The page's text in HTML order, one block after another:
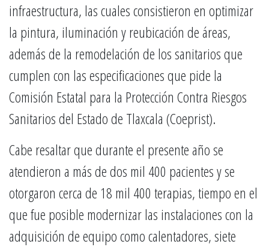
infraestructura, las cuales consistieron en optimizar
la pintura, iluminación y reubicación de áreas,
además de la remodelación de los sanitarios que
cumplen con las especificaciones que pide la
Comisión Estatal para la Protección Contra Riesgos
Sanitarios del Estado de Tlaxcala (Coeprist).
Cabe resaltar que durante el presente año se
atendieron a más de dos mil 400 pacientes y se
otorgaron cerca de 18 mil 400 terapias, tiempo en el
que fue posible modernizar las instalaciones con la
adquisición de equipo como calentadores, siete